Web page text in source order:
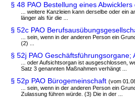
§ 48 PAO Bestellung eines
... weitere Kanzleien kann derselbe oder ein
länger als für die ...
§ 52c PAO
... sein, wenn in der anderen Person ein
(2) ...
§ 52j PAO Geschäftsführungsorgane;
... oder Aufsichtsorgan ist ausgeschlossen,
Satz 3 genannten Maßnahmen verhängt ...
§ 52p PAO Bürogemeinschaft (vom
... sein, wenn in der anderen Person ein
Zulassung führen würde. (3) Die in der ...